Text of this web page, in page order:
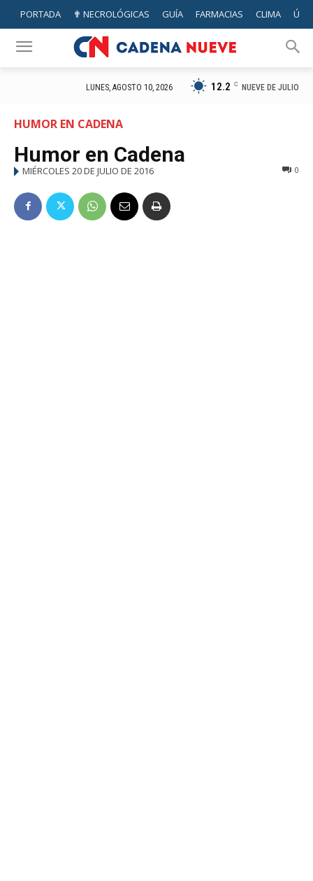
PORTADA ✟ NECROLÓGICAS GUÍA FARMACIAS CLIMA
LUNES, AGOSTO 10, 2026 12.2 C NUEVE DE JULIO
HUMOR EN CADENA
Humor en Cadena
MIÉRCOLES 20 DE JULIO DE 2016 0